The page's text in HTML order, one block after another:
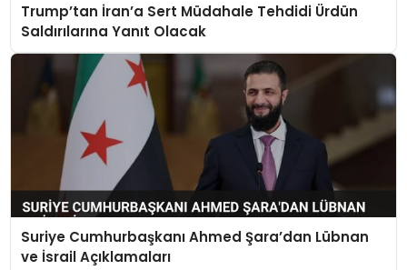
Trump’tan İran’a Sert Müdahale Tehdidi Ürdün
Saldırılarına Yanıt Olacak
Suriye Cumhurbaşkanı Ahmed Şara’dan Lübnan
ve İsrail Açıklamaları